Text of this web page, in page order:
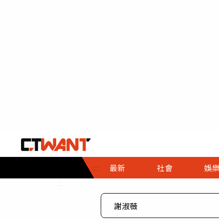
::: 最新 社會
社會首頁
時事
娛樂
娛樂首頁
即時
專題
財經首頁
熱線
３Ｃ
政